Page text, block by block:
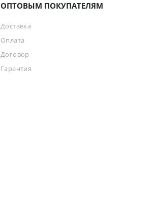
ОПТОВЫМ ПОКУПАТЕЛЯМ
Доставка
Оплата
Договор
Гарантия